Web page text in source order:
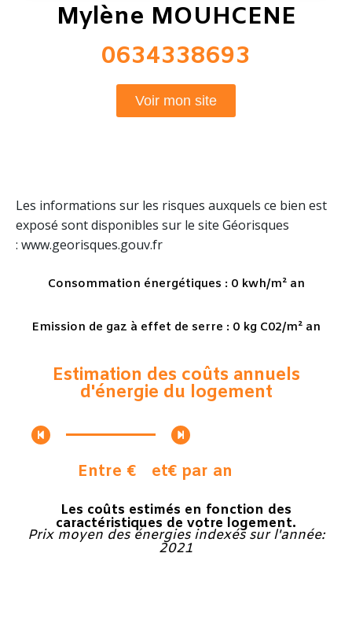
Mylène MOUHCENE
0634338693
Voir mon site
Les informations sur les risques auxquels ce bien est
exposé sont disponibles sur le site Géorisques
: www.georisques.gouv.fr
Consommation énergétiques : 0 kwh/m² an
Emission de gaz à effet de serre : 0 kg C02/m² an
Estimation des coûts annuels
d'énergie du logement
Entre € et€ par an
Les coûts estimés en fonction des
caractéristiques de votre logement.
Prix moyen des énergies indexés sur l'année:
2021